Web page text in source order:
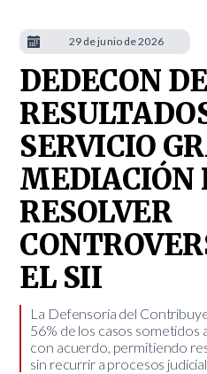
DEDECON
SERVICIO
MEDIACIÓN
RESOLVER
EL SII
​La Defensoría del
56% de los casos sometidos
con acuerdo, permitiendo
sin recurrir a procesos
29 de junio de 2026